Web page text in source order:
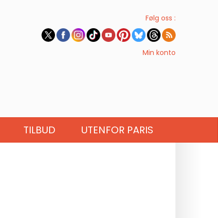
Følg oss :
Min konto
TILBUD UTENFOR PARIS